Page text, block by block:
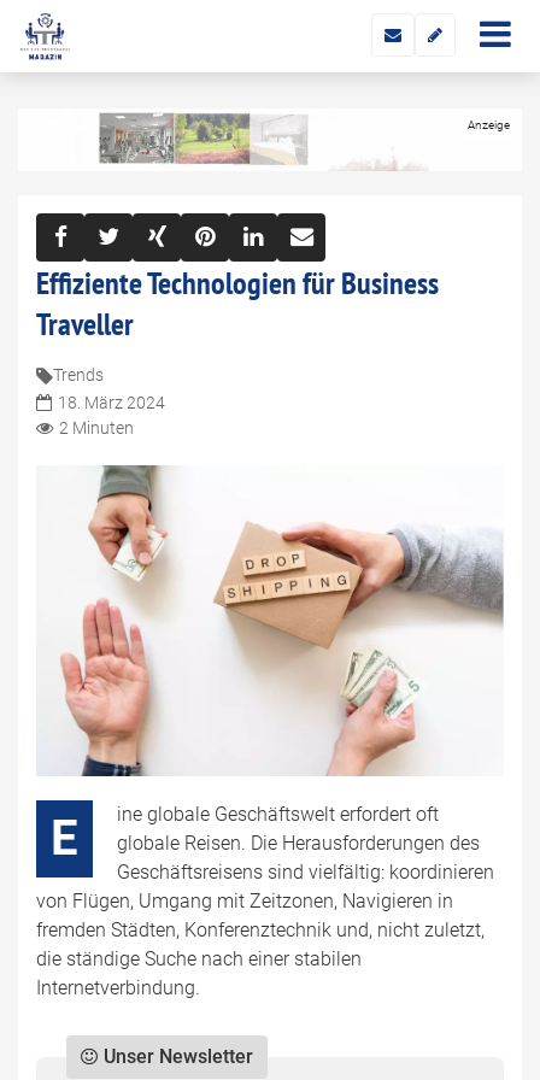
Effiziente Technologien für Business
Traveller
Trends
18. März 2024
2 Minuten
E
ine globale Geschäftswelt erfordert oft
globale Reisen. Die Herausforderungen des
Geschäftsreisens sind vielfältig: koordinieren
von Flügen, Umgang mit Zeitzonen, Navigieren in
fremden Städten, Konferenztechnik und, nicht zuletzt,
die ständige Suche nach einer stabilen
Internetverbindung.
Unser Newsletter